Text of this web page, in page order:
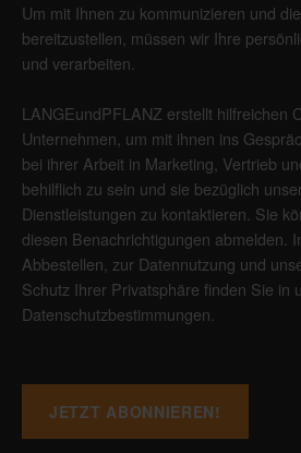
Um mit Ihnen zu kommunizieren und
bereitzustellen, müssen wir Ihre
und verarbeiten.
LANGEundPFLANZ erstellt hilfreichen
Unternehmen, um mit ihnen ins
bei ihrer Arbeit in Marketing, Vertrieb
behilflich zu sein und sie bezüglich
Dienstleistungen zu kontaktieren. Sie
diesen Benachrichtigungen abmelden.
Abbestellen, zur Datennutzung und
Schutz Ihrer Privatsphäre finden Sie in
Datenschutzbestimmungen